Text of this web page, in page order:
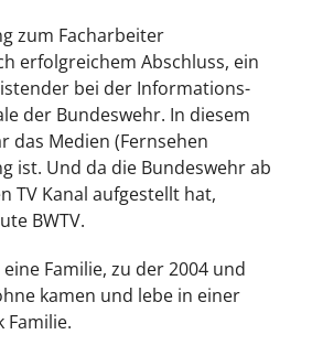
zum Facharbeiter
erfolgreichem Abschluss, ein
bei der Informations-
der Bundeswehr. In diesem
das Medien (Fernsehen
ist. Und da die Bundeswehr ab
TV Kanal aufgestellt hat,
BWTV.
Familie, zu der 2004 und
kamen und lebe in einer
Familie.